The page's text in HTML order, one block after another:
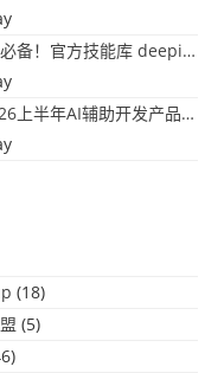
deepin 开发者必备！官方技能库 deepin-skills 正式开源
deepin社区2026上半年AI辅助开发产品大盘点：社区创造力大爆发！
(18)
(5)